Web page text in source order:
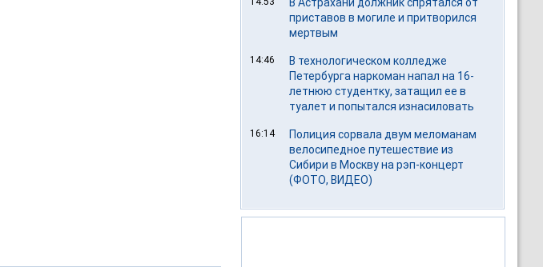
приставов в могиле и притворился
мертвым
14:46
В технологическом колледже
Петербурга наркоман напал на 16-
летнюю студентку, затащил ее в
туалет и попытался изнасиловать
16:14
Полиция сорвала двум меломанам
велосипедное путешествие из
Сибири в Москву на рэп-концерт
(ФОТО, ВИДЕО)